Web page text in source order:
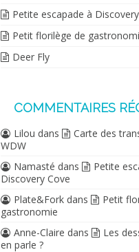
Petite escapade à
Petit florilège de
Deer Fly
COMMENTAIRES
Lilou dans
Carte des
WDW
Namasté dans
Petite
Discovery Cove
Plate&Fork dans
Petit
gastronomie
Anne-Claire dans
Les
en parle ?